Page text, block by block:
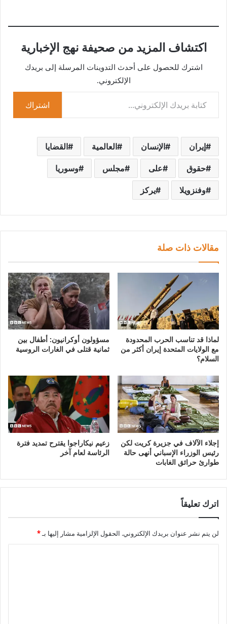
اكتشاف المزيد من صحيفة نهج الإخبارية
اشترك للحصول على أحدث التدوينات المرسلة إلى بريدك
الإلكتروني.
كتابة بريدك الإلكتروني...
اشتراك
إيران الإنسان العالمية القضايا
حقوق على مجلس وسوريا
وفنزويلا يركز
مقالات ذات صلة
لماذا قد تناسب الحرب المحدودة
مع الولايات المتحدة إيران أكثر من
السلام؟
مسؤولون أوكرانيون: أطفال بين
ثمانية قتلى في الغارات الروسية
إجلاء الآلاف في جزيرة كريت لكن
رئيس الوزراء الإسباني أنهى حالة
طوارئ حرائق الغابات
زعيم نيكاراجوا يقترح تمديد فترة
الرئاسة لعام آخر
اترك تعليقاً
لن يتم نشر عنوان بريدك الإلكتروني. الحقول الإلزامية مشار إليها بـ*